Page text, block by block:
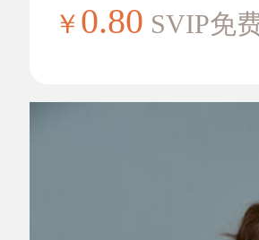
￥ 0.80 SVIP免